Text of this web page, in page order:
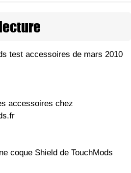
test accessoires de mars 2010
accessoires chez
coque Shield de TouchMods